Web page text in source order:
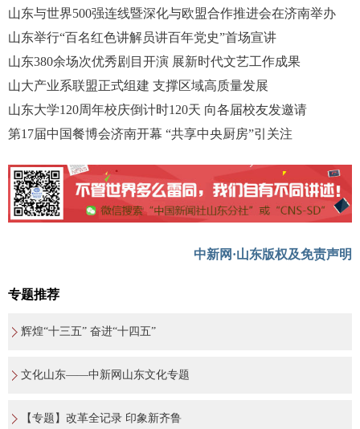
山东与世界500强连线暨深化与欧盟合作推进会在济南举办
山东举行“百名红色讲解员讲百年党史”首场宣讲
山东380余场次优秀剧目开演 展新时代文艺工作成果
山大产业系联盟正式组建 支撑区域高质量发展
山东大学120周年校庆倒计时120天 向各届校友发邀请
第17届中国餐博会济南开幕 “共享中央厨房”引关注
中新网·山东版权及免责声明
专题推荐
辉煌“十三五” 奋进“十四五”
文化山东——中新网山东文化专题
【专题】改革全记录 印象新齐鲁